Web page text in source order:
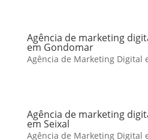
Agência de marketing
em Gondomar
Agência de Marketing Digital
Agência de marketing
em Seixal
Agência de Marketing Digital